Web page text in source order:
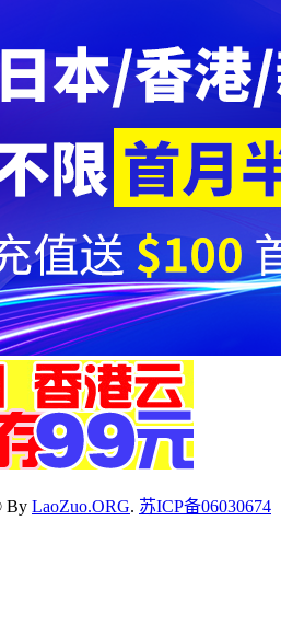
LaoZuo.ORG. 苏ICP备06030674